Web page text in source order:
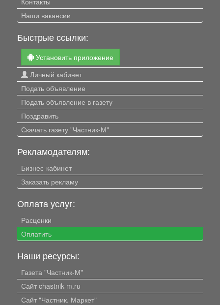
Наши вакансии
Быстрые ссылки:
Установить приложение
Личный кабинет
Подать объявление
Подать объявление в газету
Поздравить
Скачать газету "Частник-М"
Рекламодателям:
Бизнес-кабинет
Заказать рекламу
Оплата услуг:
Расценки
Оплатить
Наши ресурсы:
Газета "Частник-М"
Сайт chastnik-m.ru
Сайт "Частник. Маркет"